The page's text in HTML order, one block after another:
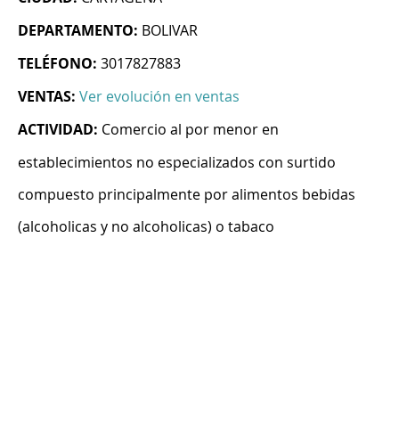
DEPARTAMENTO: BOLIVAR
TELÉFONO: 3017827883
VENTAS: Ver evolución en ventas
ACTIVIDAD: Comercio al por menor en
establecimientos no especializados con surtido
compuesto principalmente por alimentos bebidas
(alcoholicas y no alcoholicas) o tabaco